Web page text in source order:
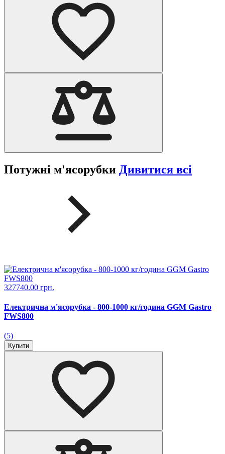
Потужні м'ясорубки Дивитися всі
327740.00 грн.
Електрична м'ясорубка - 800-1000 кг/година GGM Gastro
FWS800
(5)
Купити